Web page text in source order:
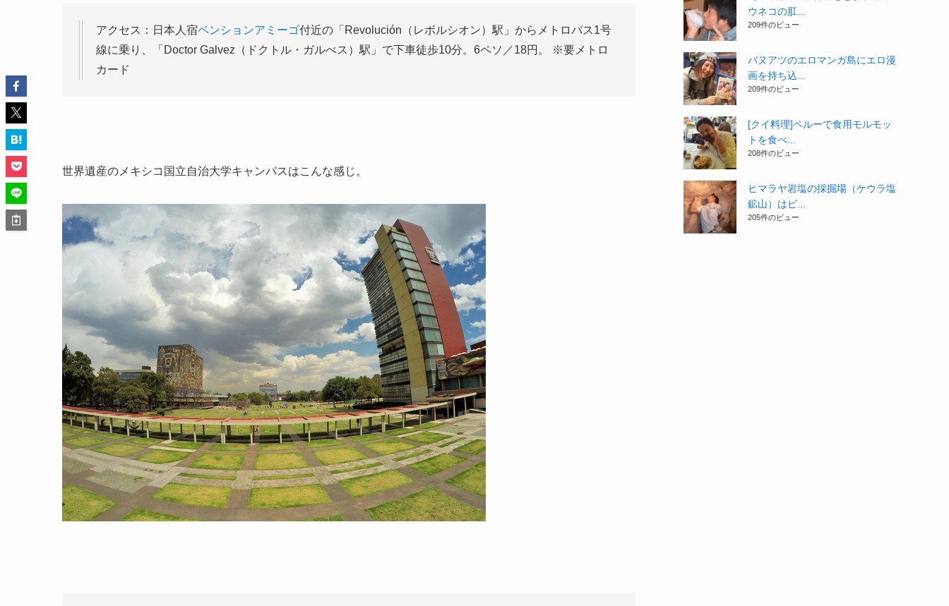
アクセス：日本人宿ペンションアミーゴ付近の「Revolución（レボルシオン）駅」からメトロバス1号
線に乗り、「Doctor Galvez（ドクトル・ガルべス）駅」で下車徒歩10分。6ペソ／18円。 ※要メトロ
カード
世界遺産のメキシコ国立自治大学キャンパスはこんな感じ。
ウネコの肛...
209件のビュー
バヌアツのエロマンガ島にエロ漫
画を持ち込...
209件のビュー
[クイ料理]ペルーで食用モルモッ
トを食べ...
208件のビュー
ヒマラヤ岩塩の採掘場（ケウラ塩
鉱山）はピ...
205件のビュー